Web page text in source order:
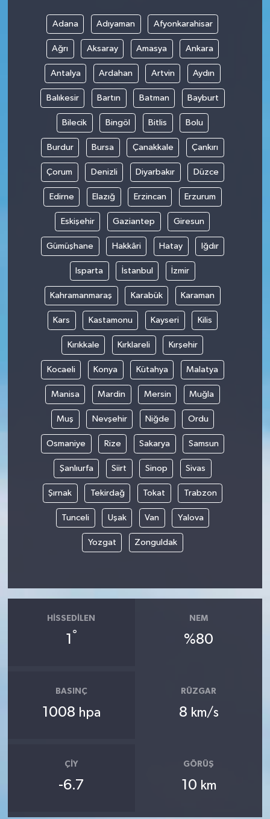
Adana Adıyaman Afyonkarahisar
Ağrı Aksaray Amasya Ankara
Antalya Ardahan Artvin Aydın
Balıkesir Bartın Batman Bayburt
Bilecik Bingöl Bitlis Bolu
Burdur Bursa Çanakkale Çankırı
Çorum Denizli Diyarbakır Düzce
Edirne Elazığ Erzincan Erzurum
Eskişehir Gaziantep Giresun
Gümüşhane Hakkâri Hatay Iğdır
Isparta İstanbul İzmir
Kahramanmaraş Karabük Karaman
Kars Kastamonu Kayseri Kilis
Kırıkkale Kırklareli Kırşehir
Kocaeli Konya Kütahya Malatya
Manisa Mardin Mersin Muğla
Muş Nevşehir Niğde Ordu
Osmaniye Rize Sakarya Samsun
Şanlıurfa Siirt Sinop Sivas
Şırnak Tekirdağ Tokat Trabzon
Tunceli Uşak Van Yalova
Yozgat Zonguldak
HISSEDILEN
1 °
NEM
%80
BASINÇ
1008 hpa
RÜZGAR
8 km/s
ÇIY
-6.7
GÖRÜŞ
10 km